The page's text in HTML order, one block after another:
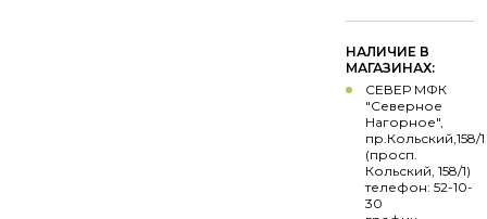
НАЛИЧИЕ В
МАГАЗИНАХ:
СЕВЕР МФК
"Северное
Нагорное",
пр.Кольский,158/1
(просп.
Кольский, 158/1)
телефон: 52-10-
30